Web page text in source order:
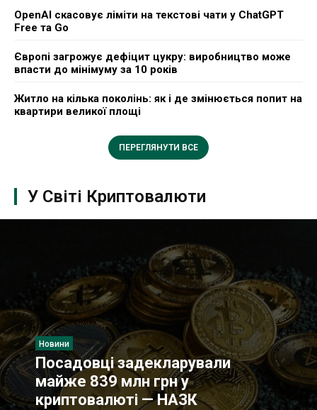
OpenAI скасовує ліміти на текстові чати у ChatGPT
Free та Go
Європі загрожує дефіцит цукру: виробництво може
впасти до мінімуму за 10 років
Житло на кілька поколінь: як і де змінюється попит на
квартири великої площі
ПЕРЕГЛЯНУТИ ВСЕ
У Світі Криптовалюти
Новини
В Україні вперше вилучену у
хакерів криптовалюту передали
державі